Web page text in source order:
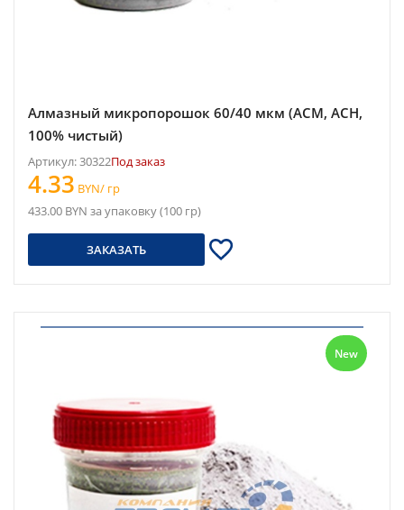
Алмазный микропорошок 60/40 мкм (АСМ, АСН,
100% чистый)
Артикул: 30322Под заказ
4.33 BYN/ гр
433.00 BYN за упаковку (100 гр)
ЗАКАЗАТЬ
New